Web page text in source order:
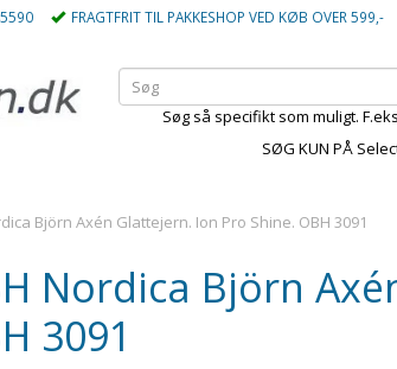
FRAGTFRIT TIL PAKKESHOP VED KØB OVER 599,-
Søg så specifikt som muligt.
SØG KUN PÅ
Björn Axén Glattejern. Ion Pro Shine. OBH 3091
Nordica Björn
3091